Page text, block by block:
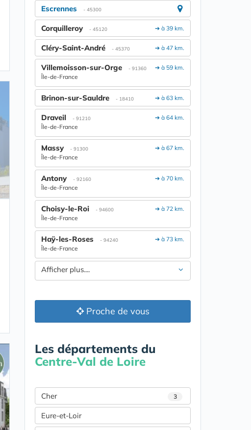
Escrennes - 45300
➔ à 39 km.
Corquilleroy - 45120
➔ à 47 km.
Cléry-Saint-André - 45370
➔ à 59 km.
Villemoisson-sur-Orge - 91360
Île-de-France
➔ à 63 km.
Brinon-sur-Sauldre - 18410
➔ à 64 km.
Draveil - 91210
Île-de-France
➔ à 67 km.
Massy - 91300
Île-de-France
➔ à 70 km.
Antony - 92160
Île-de-France
➔ à 72 km.
Choisy-le-Roi - 94600
Île-de-France
➔ à 73 km.
Haÿ-les-Roses - 94240
Île-de-France
Afficher plus....
Proche de vous
Les départements du
Centre-Val de Loire
Cher 3
Eure-et-Loir